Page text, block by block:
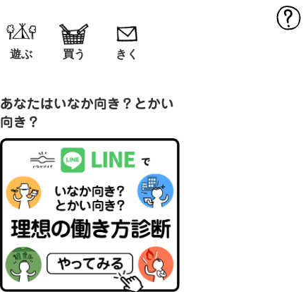
遊ぶ 買う きく
あなたはいなか向き？とかい
向き？